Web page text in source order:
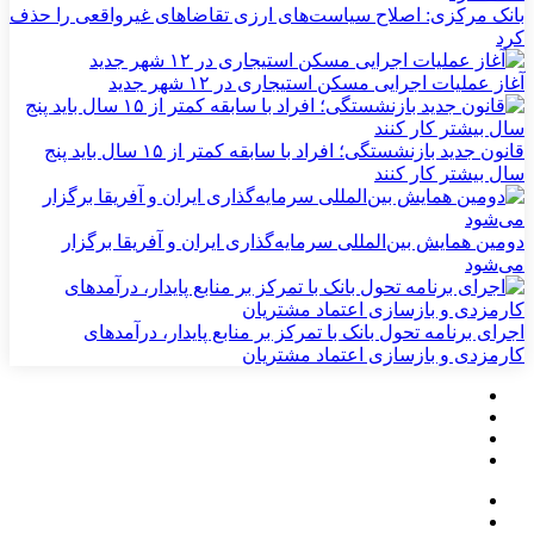
بانک مرکزی: اصلاح سیاست‌های ارزی تقاضاهای غیرواقعی را حذف
کرد
آغاز عملیات اجرایی مسکن استیجاری در ۱۲ شهر جدید
قانون جدید بازنشستگی؛ افراد با سابقه کمتر از ۱۵ سال باید پنج
سال بیشتر کار کنند
دومین همایش بین‌المللی سرمایه‌گذاری ایران و آفریقا برگزار
می‌شود
اجرای برنامه تحول بانک با تمرکز بر منابع پایدار، درآمدهای
کارمزدی و بازسازی اعتماد مشتریان